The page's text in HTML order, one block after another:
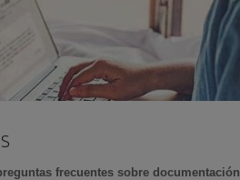
frecuentes sobre documentación